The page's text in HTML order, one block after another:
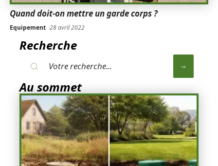
Quand doit-on mettre un garde corps ?
Equipement 28 avril 2022
Recherche
Au sommet